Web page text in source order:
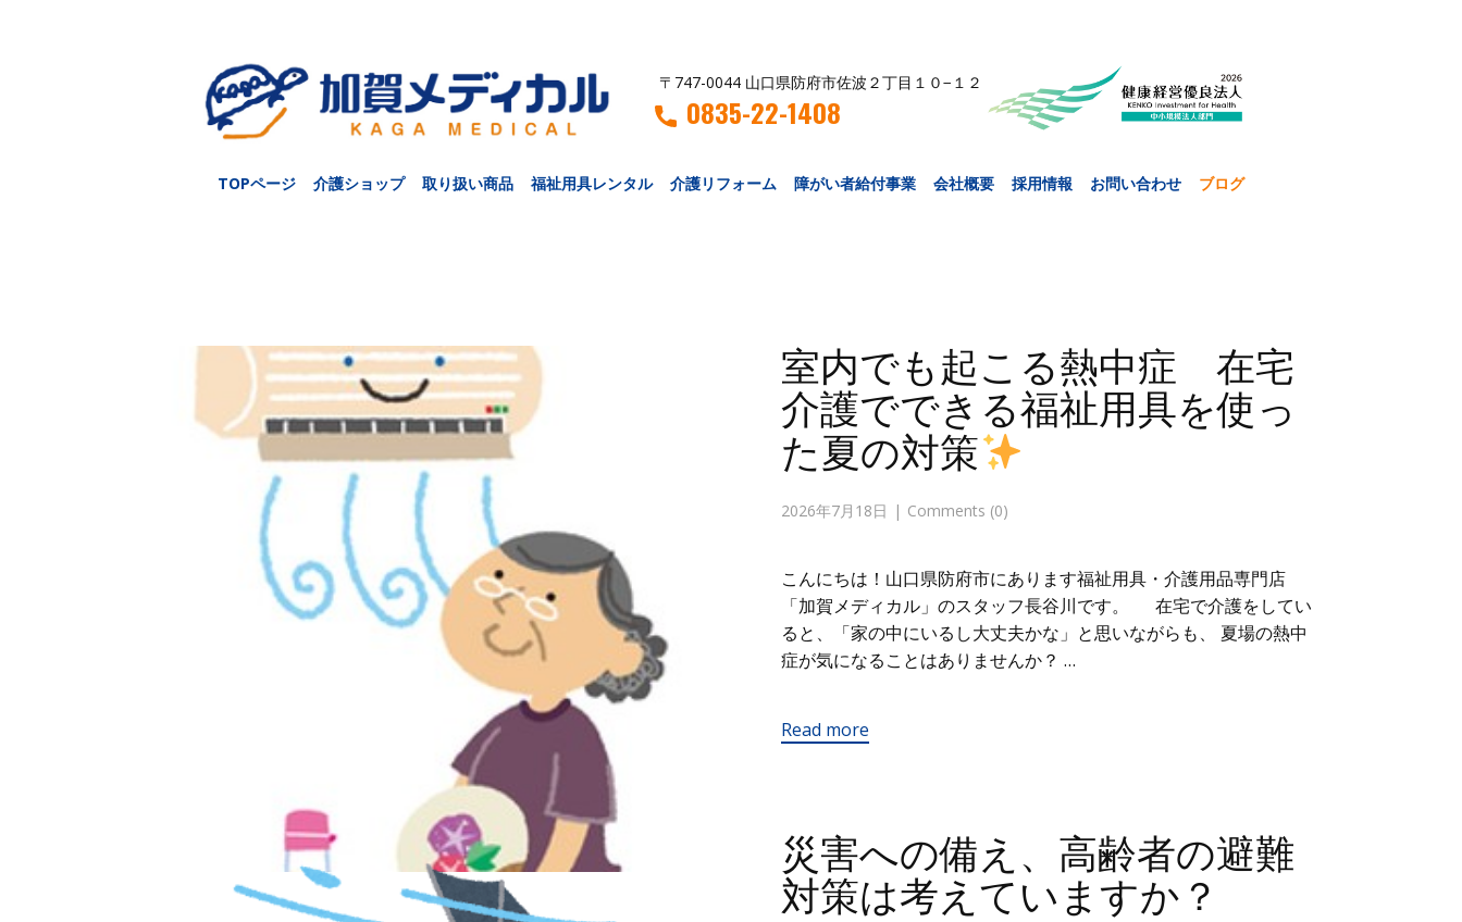
〒747-0044 山口県防府市佐波２丁目１０−１２
0835-22-1408
TOPページ 介護ショップ 取り扱い商品 福祉用具レンタル 介護リフォーム 障がい者給付事業 会社概要 採用情報 お問い合わせ ブログ
室内でも起こる熱中症 在宅
介護でできる福祉用具を使っ
た夏の対策
2026年7月18日 Comments (0)
こんにちは！山口県防府市にあります福祉用具・介護用品専門店
「加賀メディカル」のスタッフ長谷川です。 在宅で介護をしてい
ると、「家の中にいるし大丈夫かな」と思いながらも、 夏場の熱中
症が気になることはありませんか？ …
Read more
災害への備え、高齢者の避難
対策は考えていますか？